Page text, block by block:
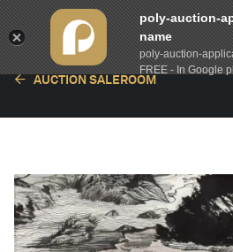
AUCTION SALEROOM
poly-auction-
name
poly-auction-
FREE - In Google